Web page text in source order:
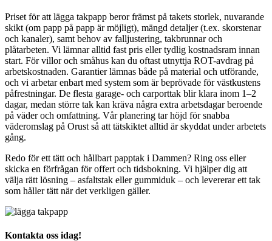
Priset för att lägga takpapp beror främst på takets storlek, nuvarande
skikt (om papp på papp är möjligt), mängd detaljer (t.ex. skorstenar
och kanaler), samt behov av falljustering, takbrunnar och
plåtarbeten. Vi lämnar alltid fast pris eller tydlig kostnadsram innan
start. För villor och småhus kan du oftast utnyttja ROT-avdrag på
arbetskostnaden. Garantier lämnas både på material och utförande,
och vi arbetar enbart med system som är beprövade för västkustens
påfrestningar. De flesta garage- och carporttak blir klara inom 1–2
dagar, medan större tak kan kräva några extra arbetsdagar beroende
på väder och omfattning. Vår planering tar höjd för snabba
väderomslag på Orust så att tätskiktet alltid är skyddat under arbetets
gång.
Redo för ett tätt och hållbart papptak i Dammen? Ring oss eller
skicka en förfrågan för offert och tidsbokning. Vi hjälper dig att
välja rätt lösning – asfaltstak eller gummiduk – och levererar ett tak
som håller tätt när det verkligen gäller.
Kontakta oss idag!